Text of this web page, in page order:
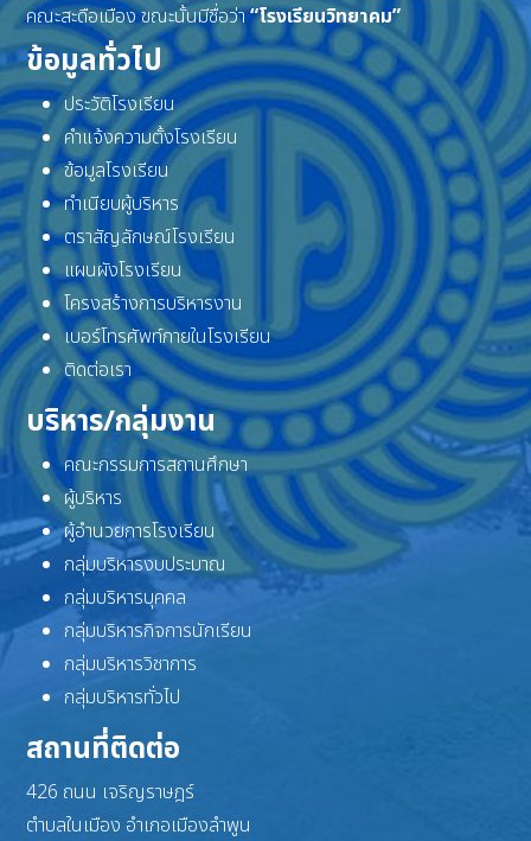
คณะสะดือเมือง ขณะนั้นมีชื่อว่า“โรงเรียนวิทยาคม”
ข้อมูลทั่วไป
ประวัติโรงเรียน
คำแจ้งความตั้งโรงเรียน
ข้อมูลโรงเรียน
ทำเนียบผู้บริหาร
ตราสัญลักษณ์โรงเรียน
แผนผังโรงเรียน
โครงสร้างการบริหารงาน
เบอร์โทรศัพท์ภายในโรงเรียน
ติดต่อเรา
บริหาร/กลุ่มงาน
คณะกรรมการสถานศึกษา
ผู้บริหาร
ผู้อำนวยการโรงเรียน
กลุ่มบริหารงบประมาณ
กลุ่มบริหารบุคคล
กลุ่มบริหารกิจการนักเรียน
กลุ่มบริหารวิชาการ
กลุ่มบริหารทั่วไป
สถานที่ติดต่อ
426 ถนน เจริญราษฎร์
ตำบลในเมือง อำเภอเมืองลำพูน